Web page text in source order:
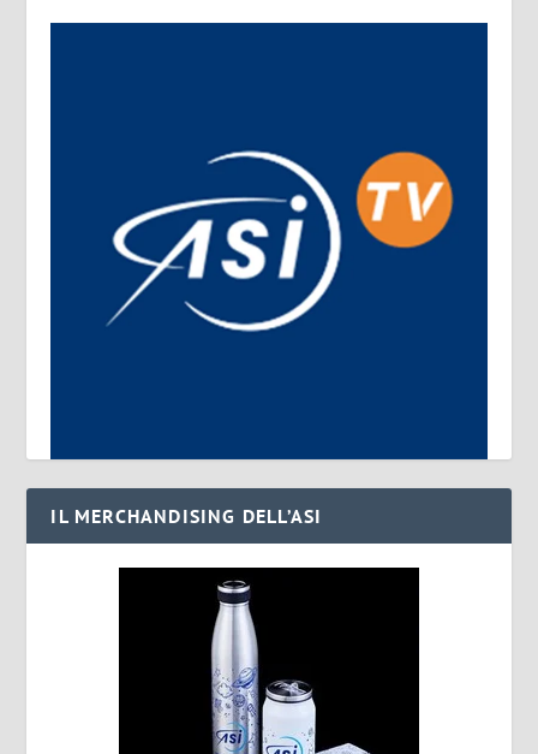
IL MERCHANDISING DELL’ASI